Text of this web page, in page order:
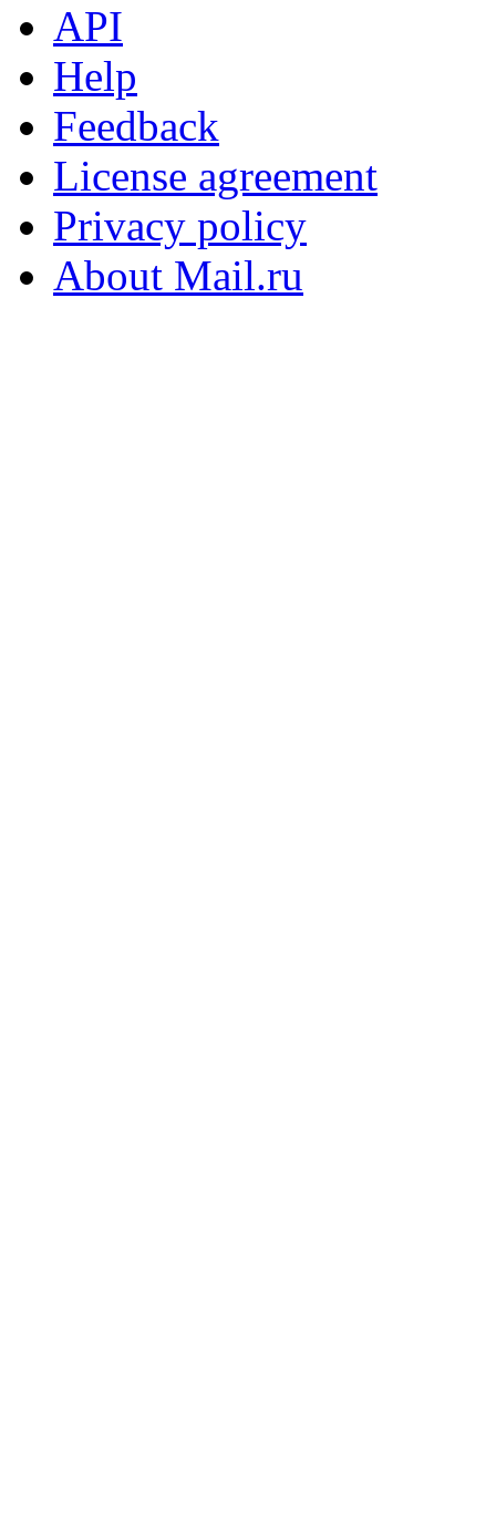
API
Help
Feedback
License agreement
Privacy policy
About Mail.ru